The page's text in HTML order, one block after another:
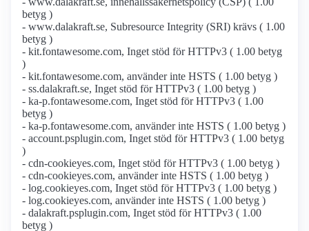
betyg )
- www.dalakraft.se, Subresource Integrity (SRI) krävs ( 1.00
betyg )
- kit.fontawesome.com, Inget stöd för HTTPv3 ( 1.00 betyg
)
- kit.fontawesome.com, använder inte HSTS ( 1.00 betyg )
- ss.dalakraft.se, Inget stöd för HTTPv3 ( 1.00 betyg )
- ka-p.fontawesome.com, Inget stöd för HTTPv3 ( 1.00
betyg )
- ka-p.fontawesome.com, använder inte HSTS ( 1.00 betyg )
- account.psplugin.com, Inget stöd för HTTPv3 ( 1.00 betyg
)
- cdn-cookieyes.com, Inget stöd för HTTPv3 ( 1.00 betyg )
- cdn-cookieyes.com, använder inte HSTS ( 1.00 betyg )
- log.cookieyes.com, Inget stöd för HTTPv3 ( 1.00 betyg )
- log.cookieyes.com, använder inte HSTS ( 1.00 betyg )
- dalakraft.psplugin.com, Inget stöd för HTTPv3 ( 1.00
betyg )